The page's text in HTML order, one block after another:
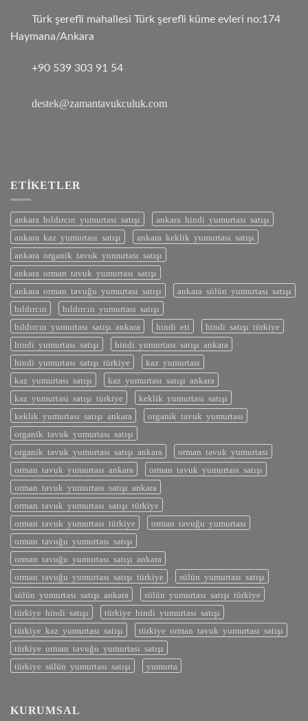
Türk şerefli mahallesi Türk şerefli küme evleri no:174
Haymana/Ankara
+90 539 303 91 54
destek@zamantavukculuk.com
ETIKETLER
ankara bıldırcın yumurtası satışı
ankara hindi yumurtası satışı
ankara kaz yumurtası satışı
ankara keklik yumurtası satışı
ankara organik tavuk yumurtası satışı
ankara orman tavuk yumurtası satışı
ankara orman tavuğu yumurtası satışı
ankara sülün yumurtası satışı
bıldırcın
bıldırcın yumurtası satışı
bıldırcın yumurtası satışı ankara
hindi eti
hindi satışı türkiye
hindi yumurtası satışı
hindi yumurtası satışı ankara
hindi yumurtası satışı türkiye
kaz yumurtası
kaz yumurtası satışı
kaz yumurtası satışı ankara
kaz yumurtası satışı türkiye
keklik yumurtası satışı
keklik yumurtası satışı ankara
organik tavuk yumurtası
organik tavuk yumurtası satışı
organik tavuk yumurtası satışı ankara
orman tavuk yumurtası
orman tavuk yumurtası ankara
orman tavuk yumurtası satışı
orman tavuk yumurtası satışı ankara
orman tavuk yumurtası satışı türkiye
orman tavuk yumurtası türkiye
orman tavuğu yumurtası
orman tavuğu yumurtası satışı
orman tavuğu yumurtası satışı ankara
orman tavuğu yumurtası satışı türkiye
sülün yumurtası satışı
sülün yumurtası satışı ankara
sülün yumurtası satışı türkiye
türkiye hindi satışı
türkiye hindi yumurtası satışı
türkiye kaz yumurtası satışı
türkiye orman tavuk yumurtası satışı
türkiye orman tavuğu yumurtası satışı
türkiye sülün yumurtası satışı
yumurta
KURUMSAL